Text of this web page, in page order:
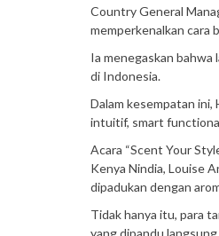
Country General
memperkenalkan cara
Ia menegaskan
di Indonesia.
Dalam kesempatan
intuitif, smart
Acara “Scent Your
Kenya Nindia, Louise
dipadukan dengan
Tidak hanya itu, para
yang dipandu